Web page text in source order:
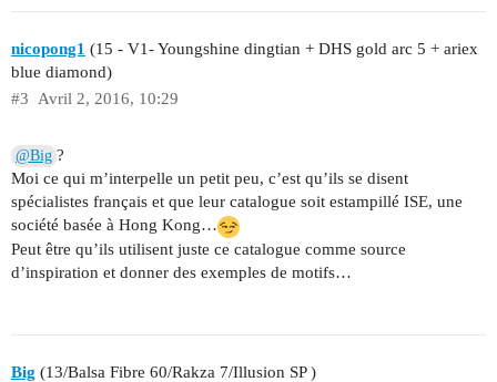
nicopong1 (15 - V1- Youngshine dingtian + DHS gold arc 5 + ariex
blue diamond)
Avril 2, 2016, 10:29
#3
@Big ?
Moi ce qui m’interpelle un petit peu, c’est qu’ils se disent
spécialistes français et que leur catalogue soit estampillé ISE, une
société basée à Hong Kong…
Peut être qu’ils utilisent juste ce catalogue comme source
d’inspiration et donner des exemples de motifs…
Big (13/Balsa Fibre 60/Rakza 7/Illusion SP )